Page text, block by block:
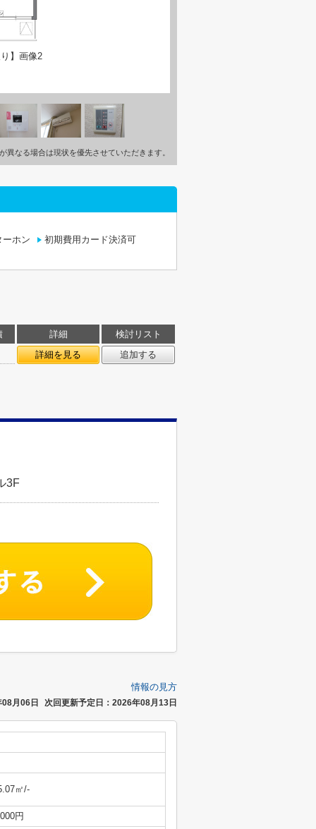
】画像2
なる場合は現状を優先させていただきます。
ーホン 初期費用カード決済可
詳細
検討リスト
詳細を見る
追加する
3F
情報の見方
月06日 次回更新予定日：2026年08月13日
㎡/-
円